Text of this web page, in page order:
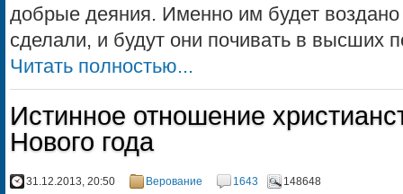
добрые деяния. Именно им будет воздано
сделали, и будут они почивать в высших
Читать полностью...
Истинное отношение
Нового года
31.12.2013, 20:50 Верование 1643 148648